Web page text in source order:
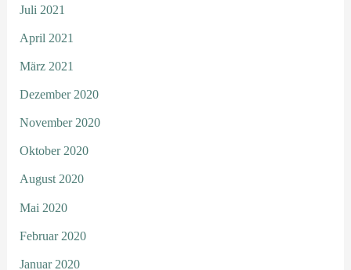
Juli 2021
April 2021
März 2021
Dezember 2020
November 2020
Oktober 2020
August 2020
Mai 2020
Februar 2020
Januar 2020